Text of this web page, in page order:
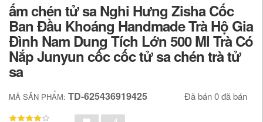
ấm chén tử sa Nghi Hưng Zisha Cốc
Ban Đầu Khoáng Handmade Trà Hộ Gia
Đình Nam Dung Tích Lớn 500 Ml Trà Có
Nắp Junyun cốc cốc tử sa chén trà tử
sa
MÃ SẢN PHẨM: TD-625436919425 Đã bán 0 đã bán